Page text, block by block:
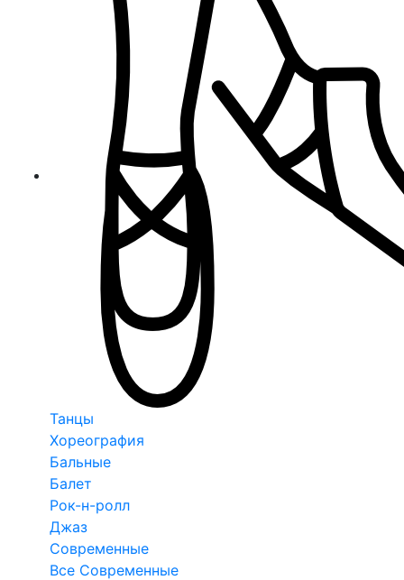
Танцы
Хореография
Бальные
Балет
Рок-н-ролл
Джаз
Современные
Все Современные